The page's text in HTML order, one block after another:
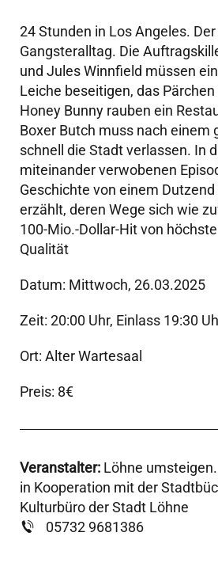
24 Stunden in Los Angeles.
Gangsteralltag. Die
und Jules Winnfield müssen
Leiche beseitigen, das
Honey Bunny rauben ein
Boxer Butch muss nach einem
schnell die Stadt verlassen. In
miteinander verwobenen
Geschichte von einem
erzählt, deren Wege sich wie
100-Mio.-Dollar-Hit von
Qualität
Datum: Mittwoch, 26.03.2025
Zeit: 20:00 Uhr, Einlass 19:30
Ort: Alter Wartesaal
Preis: 8€
Veranstalter: Löhne
in Kooperation mit der
Kulturbüro der Stadt Löhne
05732 9681386